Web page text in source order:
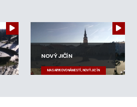
NOVÝ JIČÍN
MASARYKOVO NÁMĚSTÍ, NOVÝ JIČÍN